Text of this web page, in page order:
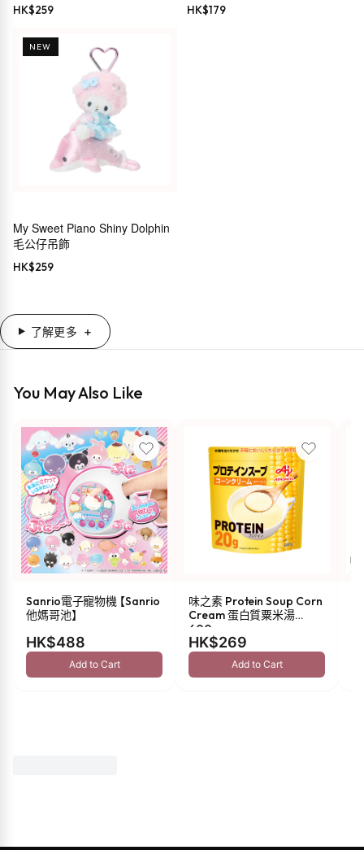
HK$259 HK$179
NEW
My Sweet Piano Shiny Dolphin
毛公仔吊飾
HK$259
了解更多
You May Also Like
Sanrio電子寵物機 【Sanrio
他媽哥池】
HK$488
Add to Cart
味之素 Protein Soup Corn
Cream 蛋白質粟米湯
600g
HK$269
Add to Cart